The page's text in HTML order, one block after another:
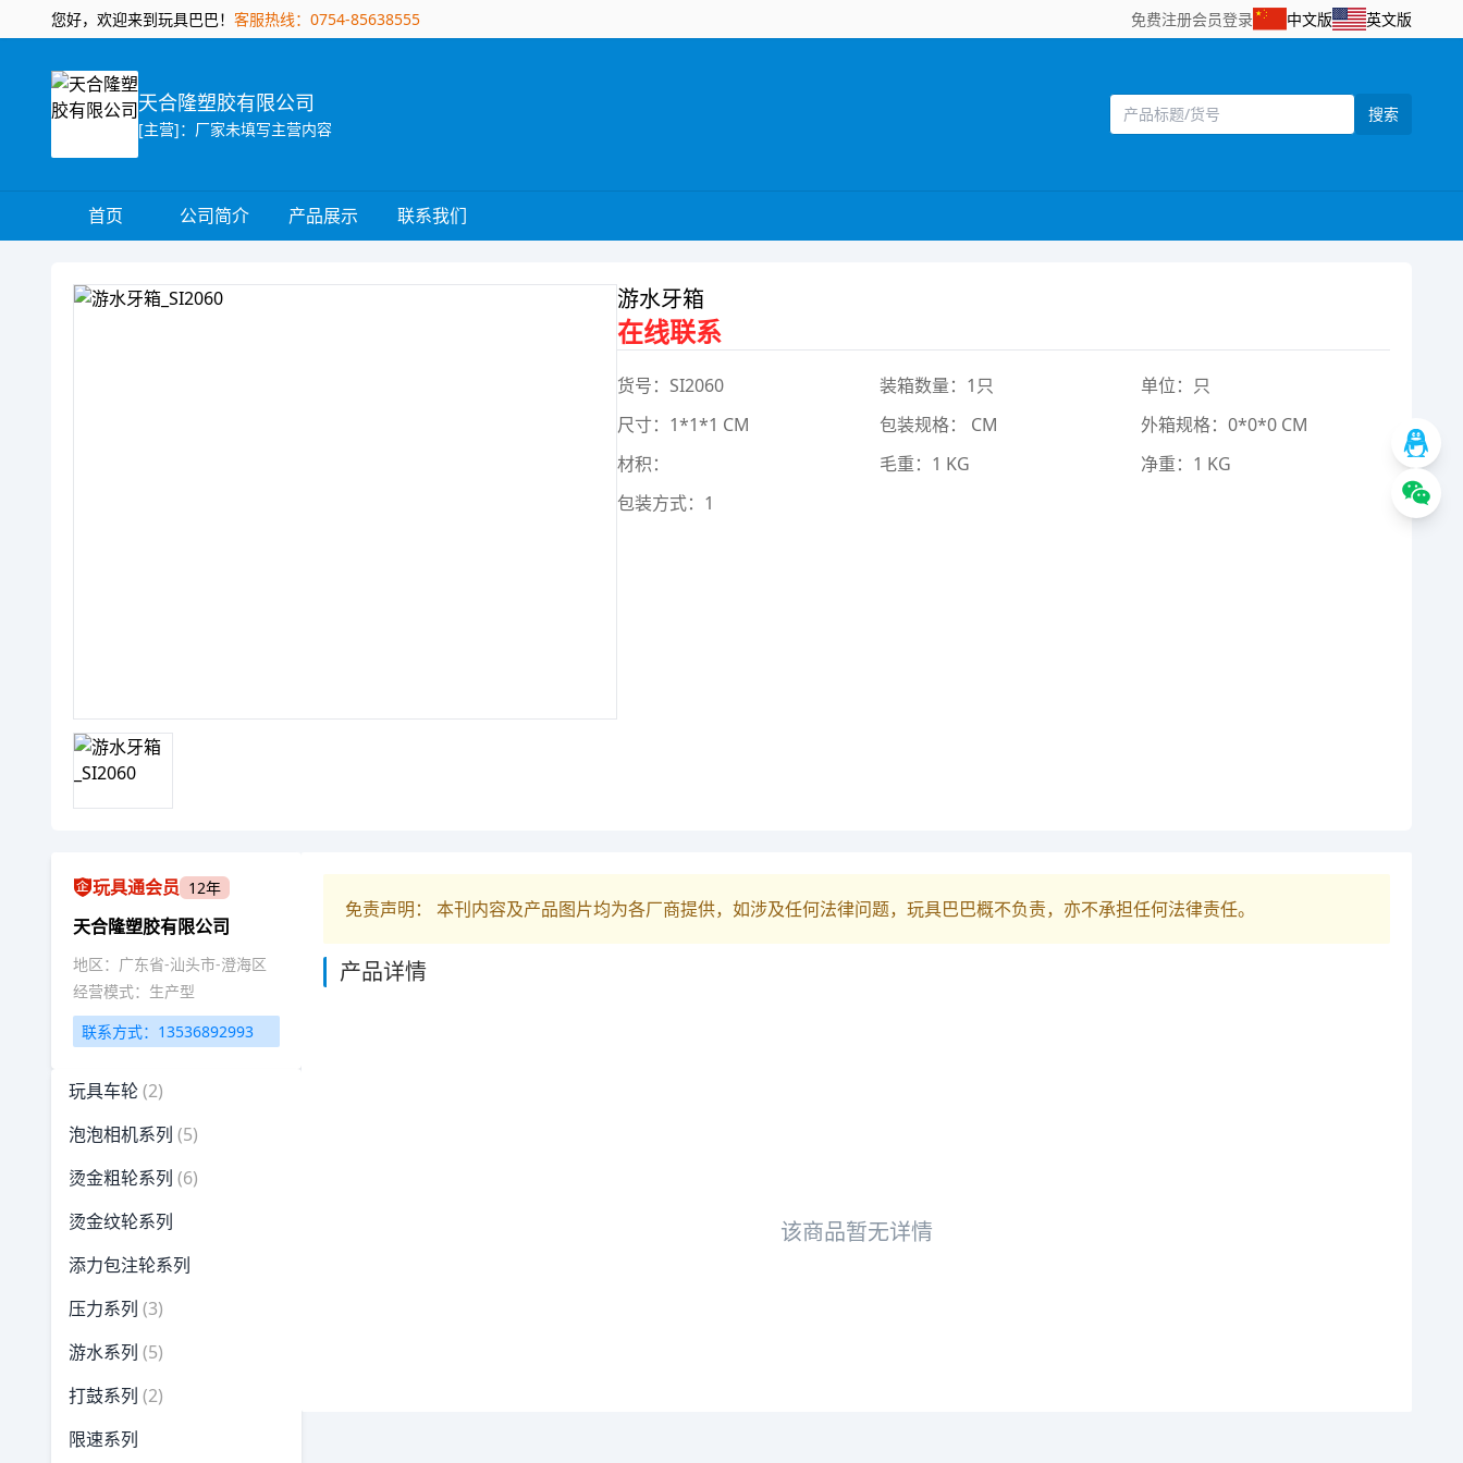
您好，欢迎来到玩具巴巴！ 客服热线：0754-85638555 免费注册会员登录 中文版 英文版
天合隆塑胶有限公司
[主营]：厂家未填写主营内容
搜索
首页 公司简介 产品展示 联系我们
游水牙箱
在线联系
货号：SI2060 装箱数量：1只
单位：只
尺寸：1*1*1 CM
包装规格： CM
外箱规格：0*0*0 CM
材积：
毛重：1 KG
净重：1 KG
包装方式：1
玩具通会员 12年
天合隆塑胶有限公司
地区：广东省-汕头市-澄海区
经营模式：生产型
联系方式：13536892993
玩具车轮(2)
泡泡相机系列 (5)
烫金粗轮系列 (6)
烫金纹轮系列
添力包注轮系列
压力系列 (3)
游水系列 (5)
打鼓系列 (2)
限速系列
免责声明： 本刊内容及产品图片均为各厂商提供，如涉及任何法律问题，玩具巴巴概不负责，亦不承担任何法律责任。
产品详情
该商品暂无详情